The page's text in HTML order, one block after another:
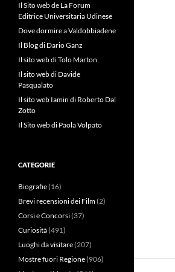
Il Sito web de La Forum
Editrice Universitaria Udinese
Dove dormire a Valdobbiadene
Il Blog di Dario Ganz
Il sito web di Tolo Marton
Il sito web di Davide
Pasqualato
Il sito web Iamin di Roberto Dal
Zotto
Il Sito web di Paola Volpato
CATEGORIE
Biografie(16)
Brevi recensioni dei Film(2)
Corsi e Concorsi(37)
Curiosità(491)
Luoghi da visitare(207)
Mostre fuori Regione(906)